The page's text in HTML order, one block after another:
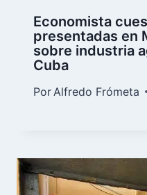
Economista
presentadas en
sobre industria
Cuba
Por Alfredo Frómeta